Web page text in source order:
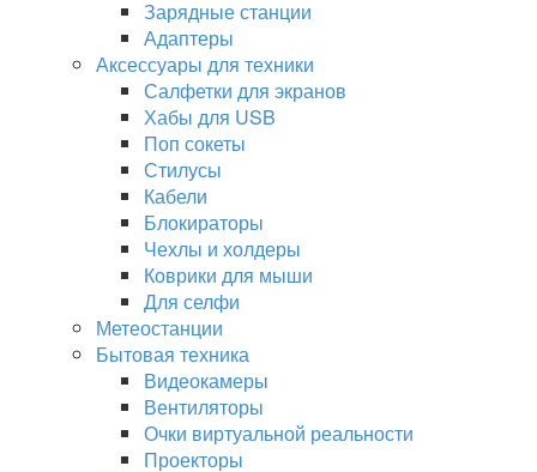
Зарядные станции
Адаптеры
Аксессуары для техники
Салфетки для экранов
Хабы для USB
Поп сокеты
Стилусы
Кабели
Блокираторы
Чехлы и холдеры
Коврики для мыши
Для селфи
Метеостанции
Бытовая техника
Видеокамеры
Вентиляторы
Очки виртуальной реальности
Проекторы